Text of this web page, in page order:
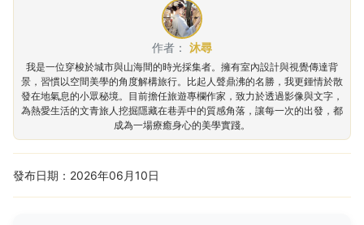
作者： 沐尋
我是一位穿梭於城市與山海間的時光採集者。擁有室內設計與視覺傳達背
景，習慣以空間美學的角度解構旅行。比起人聲鼎沸的名勝，我更鍾情於散
發在地氣息的小眾秘境。目前擔任旅遊專欄作家，致力於透過影像與文字，
為熱愛生活的文青旅人挖掘隱藏在巷弄中的質感角落，讓每一次的出發，都
成為一場療癒身心的美學實踐。
發布日期：2026年06月10日